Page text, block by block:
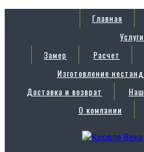
Главная
Услуги
Замер
Расчет
Изготовление
Доставка и возврат
О компании